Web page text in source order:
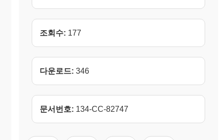
조회수: 177
다운로드: 346
문서번호: 134-CC-82747